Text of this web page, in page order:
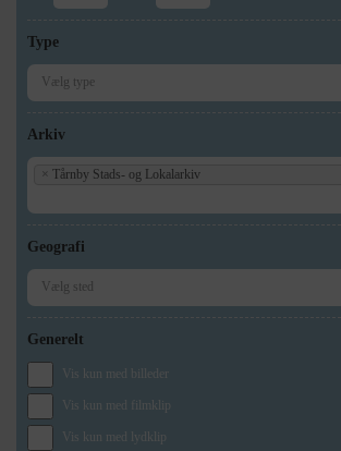
Type
Arkiv
× Tårnby Stads- og Lokalarkiv
Geografi
Generelt
Vis kun med billeder
Vis kun med filmklip
Vis kun med lydklip